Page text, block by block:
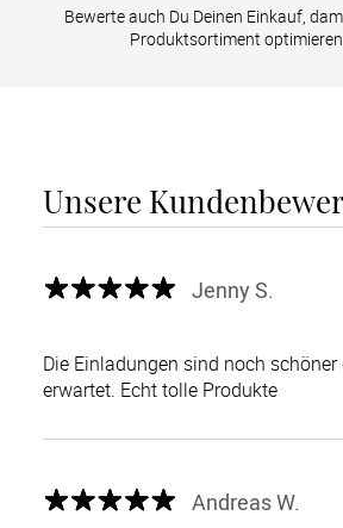
Bewerte auch Du Deinen Einkauf,
Produktsortiment
Unsere
Jenny S.
Die Einladungen sind noch
erwartet. Echt tolle Produkte
Andreas W.